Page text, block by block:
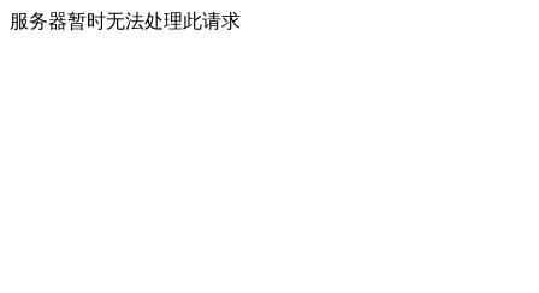
服务器暂时无法处理此请求